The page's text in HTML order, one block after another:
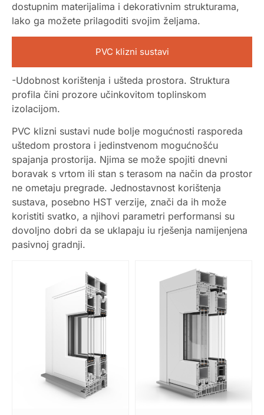
dostupnim materijalima i dekorativnim strukturama,
lako ga možete prilagoditi svojim željama.
PVC klizni sustavi
-Udobnost korištenja i ušteda prostora. Struktura
profila čini prozore učinkovitom toplinskom
izolacijom.
PVC klizni sustavi nude bolje mogućnosti rasporeda
uštedom prostora i jedinstvenom mogućnošću
spajanja prostorija. Njima se može spojiti dnevni
boravak s vrtom ili stan s terasom na način da prostor
ne ometaju pregrade. Jednostavnost korištenja
sustava, posebno HST verzije, znači da ih može
koristiti svatko, a njihovi parametri performansi su
dovoljno dobri da se uklapaju iu rješenja namijenjena
pasivnoj gradnji.